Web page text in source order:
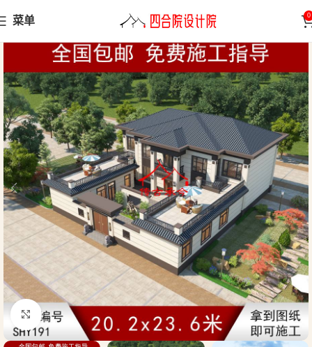
菜单 0
首页 中式别墅
点击放大